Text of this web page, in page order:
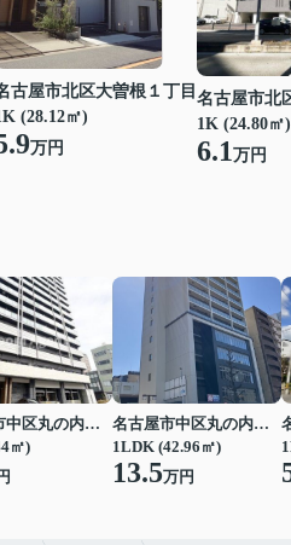
古屋市北区大曽根１丁目
(28.12㎡)
万円
名古屋市北
1K (24.80㎡)
6.1万円
名古屋市中区丸の内２丁目
㎡)
名古屋市中区丸の内２丁目
1LDK (42.96㎡)
13.5万円